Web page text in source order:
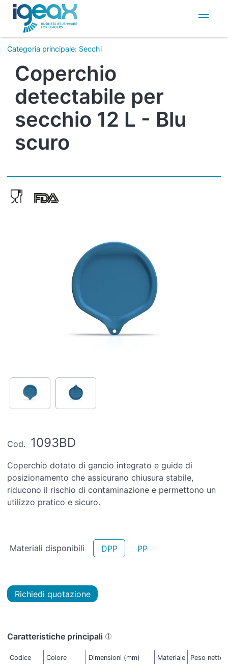
IT
EN
Categoria principale: Secchi
Coperchio
detectabile per
secchio 12 L - Blu
scuro
Cod. 1093BD
Coperchio dotato di gancio integrato e guide di
posizionamento che assicurano chiusura stabile,
riducono il rischio di contaminazione e permettono un
utilizzo pratico e sicuro.
Materiali disponibili DPP PP
Richiedi quotazione
Caratteristiche principali
Codice Colore Dimensioni (mm) Materiale Peso netto